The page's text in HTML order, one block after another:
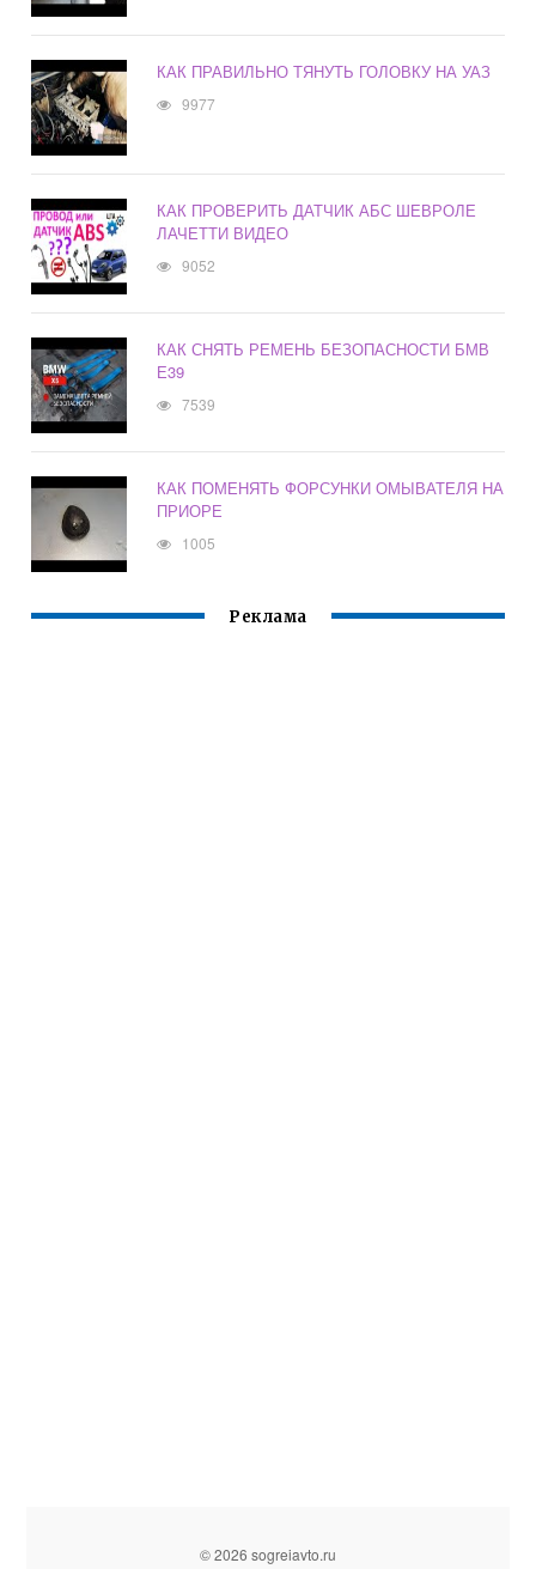
КАК ПРАВИЛЬНО ТЯНУТЬ ГОЛОВКУ НА УАЗ
9977
КАК ПРОВЕРИТЬ ДАТЧИК АБС ШЕВРОЛЕ
ЛАЧЕТТИ ВИДЕО
9052
КАК СНЯТЬ РЕМЕНЬ БЕЗОПАСНОСТИ БМВ
Е39
7539
КАК ПОМЕНЯТЬ ФОРСУНКИ ОМЫВАТЕЛЯ НА
ПРИОРЕ
1005
Реклама
© 2026 sogreiavto.ru